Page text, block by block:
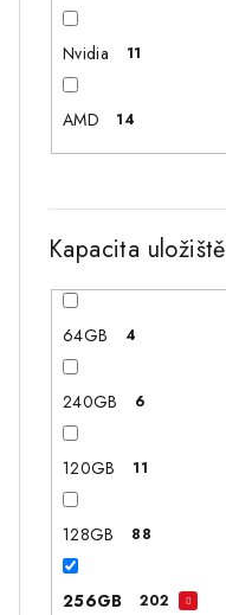
Nvidia 11
AMD 14
Kapacita uložiště
64GB 4
240GB 6
120GB 11
128GB 88
256GB 202